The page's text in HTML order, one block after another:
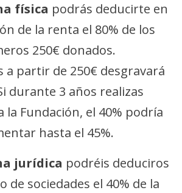
física podrás deducirte en
de la renta el 80% de los
250€ donados.
a partir de 250€ desgravará
durante 3 años realizas
la Fundación, el 40% podría
hasta el 45%.
jurídica podréis deduciros
de sociedades el 40% de la